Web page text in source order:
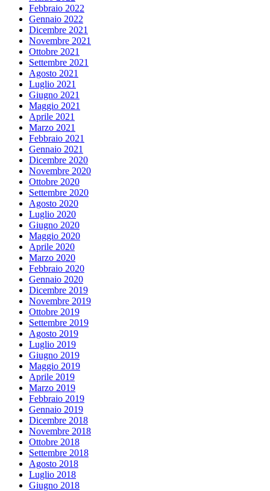
Febbraio 2022
Gennaio 2022
Dicembre 2021
Novembre 2021
Ottobre 2021
Settembre 2021
Agosto 2021
Luglio 2021
Giugno 2021
Maggio 2021
Aprile 2021
Marzo 2021
Febbraio 2021
Gennaio 2021
Dicembre 2020
Novembre 2020
Ottobre 2020
Settembre 2020
Agosto 2020
Luglio 2020
Giugno 2020
Maggio 2020
Aprile 2020
Marzo 2020
Febbraio 2020
Gennaio 2020
Dicembre 2019
Novembre 2019
Ottobre 2019
Settembre 2019
Agosto 2019
Luglio 2019
Giugno 2019
Maggio 2019
Aprile 2019
Marzo 2019
Febbraio 2019
Gennaio 2019
Dicembre 2018
Novembre 2018
Ottobre 2018
Settembre 2018
Agosto 2018
Luglio 2018
Giugno 2018